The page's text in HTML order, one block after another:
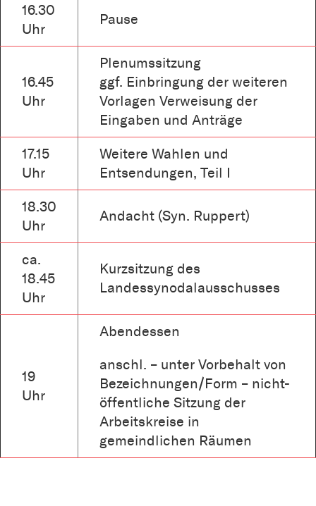
16.30
Uhr
Pause
16.45
Uhr
Plenumssitzung
ggf. Einbringung der weiteren
Vorlagen Verweisung der
Eingaben und Anträge
17.15
Uhr
Weitere Wahlen und
Entsendungen, Teil I
18.30
Uhr
Andacht (Syn. Ruppert)
ca.
18.45
Uhr
Kurzsitzung des
Landessynodalausschusses
19
Uhr
Abendessen
anschl. – unter Vorbehalt von
Bezeichnungen/Form – nicht-
öffentliche Sitzung der
Arbeitskreise in
gemeindlichen Räumen